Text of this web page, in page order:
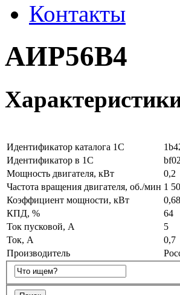
Контакты
АИР56В4
Идентификатор каталога 1С
Идентификатор в 1С
Мощность двигателя, кВт
0,2
Частота вращения двигателя, об./мин 1
Коэффициент мощности, кВт
0,68
КПД, %
64
Ток пусковой, А
5
Ток, А
0,7
Производитель